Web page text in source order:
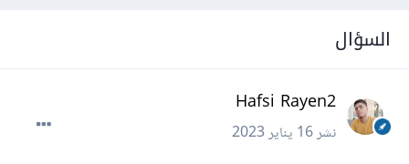
السؤال
Hafsi Rayen2
نشر16 يناير 2023